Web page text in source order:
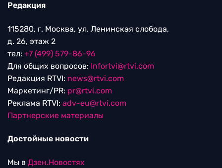
Редакция
115280, г. Москва, ул. Ленинская слобода,
д. 26, этаж 2
тел: +7 (499) 579-86-96
Для общих вопросов: Infortvi@rtvi.com
Редакция RTVI: news@rtvi.com
Маркетинг/PR: pr@rtvi.com
Реклама RTVI: adv-eu@rtvi.com
Партнерские материалы
Достойные новости
Мы в Дзен.Новостях